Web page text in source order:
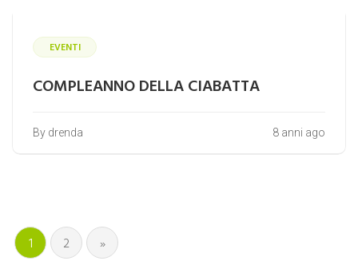
EVENTI
COMPLEANNO DELLA CIABATTA
By drenda 8 anni ago
1 2 »